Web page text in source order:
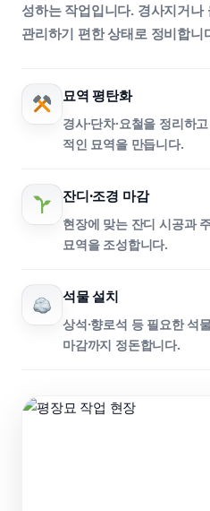
성하는 작업입니다. 경사지거
관리하기 편한 상태로 정비합니
묘역 평탄화
경사·단차·요철을 정리하
적인 묘역을 만듭니다.
잔디·조경 마감
현장에 맞는 잔디 시공과
묘역을 조성합니다.
석물 설치
상석·향로석 등 필요한 석
마감까지 정돈합니다.